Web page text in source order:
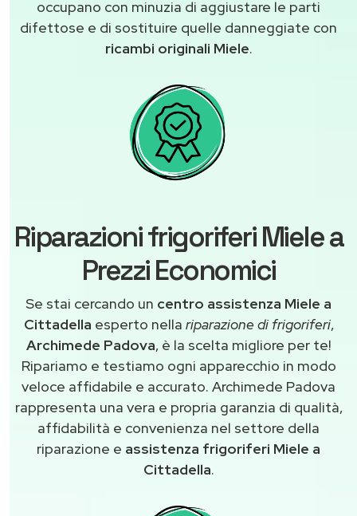
occupano con minuzia di aggiustare le parti
difettose e di sostituire quelle danneggiate con
ricambi originali Miele.
Riparazioni frigoriferi Miele a
Prezzi Economici
Se stai cercando un centro assistenza Miele a
Cittadella esperto nella riparazione di frigoriferi,
Archimede Padova, è la scelta migliore per te!
Ripariamo e testiamo ogni apparecchio in modo
veloce affidabile e accurato. Archimede Padova
rappresenta una vera e propria garanzia di qualità,
affidabilità e convenienza nel settore della
riparazione e assistenza frigoriferi Miele a
Cittadella.